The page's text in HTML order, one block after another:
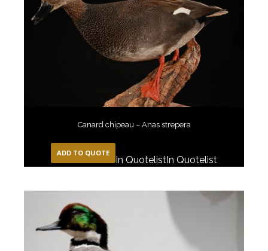
Canard chipeau – Anas strepera
ADD TO QUOTE
In QuotelistIn Quotelist